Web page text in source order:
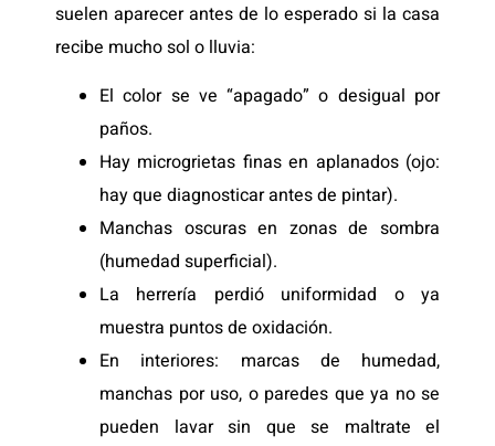
suelen aparecer antes de lo esperado si la casa
recibe mucho sol o lluvia:
El color se ve “apagado” o desigual por
paños.
Hay microgrietas finas en aplanados (ojo:
hay que diagnosticar antes de pintar).
Manchas oscuras en zonas de sombra
(humedad superficial).
La herrería perdió uniformidad o ya
muestra puntos de oxidación.
En interiores: marcas de humedad,
manchas por uso, o paredes que ya no se
pueden lavar sin que se maltrate el